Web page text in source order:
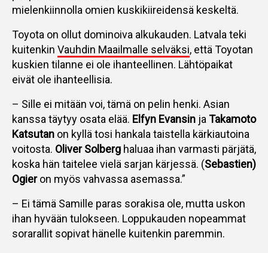
mielenkiinnolla omien kuskikiireidensä keskeltä.
Toyota on ollut dominoiva alkukauden. Latvala teki
kuitenkin Vauhdin Maailmalle selväksi, että Toyotan
kuskien tilanne ei ole ihanteellinen. Lähtöpaikat
eivät ole ihanteellisia.
– Sille ei mitään voi, tämä on pelin henki. Asian
kanssa täytyy osata elää. Elfyn Evansin ja Takamoto
Katsutan on kyllä tosi hankala taistella kärkiautoina
voitosta. Oliver Solberg haluaa ihan varmasti pärjätä,
koska hän taitelee vielä sarjan kärjessä. (Sebastien)
Ogieron myös vahvassa asemassa.”
– Ei tämä Samille paras sorakisa ole, mutta uskon
ihan hyvään tulokseen. Loppukauden nopeammat
sorarallit sopivat hänelle kuitenkin paremmin.